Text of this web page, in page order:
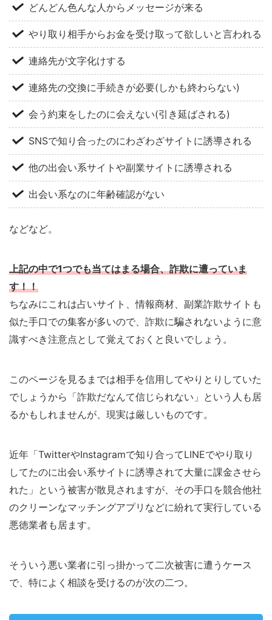
どんどん色んな人からメッセージが来る
やり取り相手からお金を受け取って欲しいと言われる
連絡先が文字化けする
連絡先の交換に手続きが必要(しかも終わらない)
会う約束をしたのに会えない(引き延ばされる)
SNSで知り合ったのにわざわざサイトに誘導される
他の出会い系サイトや副業サイトに誘導される
出会い系なのに年齢確認がない
などなど。
上記の中で1つでも当てはまる場合、詐欺に遭っていま
す！！
ちなみにこれは占いサイト、情報商材、副業詐欺サイトも
似た手口での集客が多いので、詐欺に騙されないように意
識すべき注意点として覚えておくと良いでしょう。
このページを見るまでは相手を信用してやりとりしていた
でしょうから「詐欺だなんて信じられない」という人も居
るかもしれませんが、現実は厳しいものです。
近年「TwitterやInstagramで知り合ってLINEでやり取り
してたのに出会い系サイトに誘導されて大量に課金させら
れた」という被害が散見されますが、その手口を競合他社
のクリーンなマッチングアプリなどに紛れて実行している
悪徳業者も居ます。
そういう悪い業者に引っ掛かって二次被害に遭うケース
で、特によく相談を受けるのが次の二つ。